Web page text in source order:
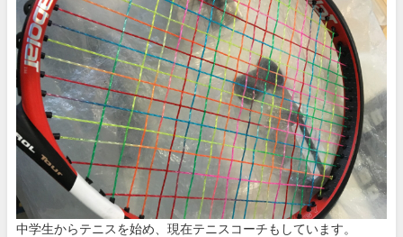
中学生からテニスを始め、現在テニスコーチもしています。